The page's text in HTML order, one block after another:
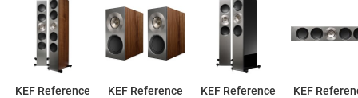
KEF Reference
KEF Reference
KEF Reference
KEF